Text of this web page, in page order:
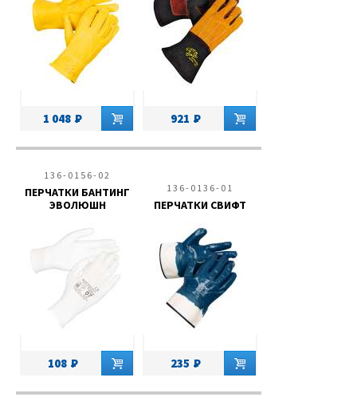
1 048 921
136-0156-02
ПЕРЧАТКИ БАНТИНГ
ЭВОЛЮШН
108
136-0136-01
ПЕРЧАТКИ СВИФТ
235